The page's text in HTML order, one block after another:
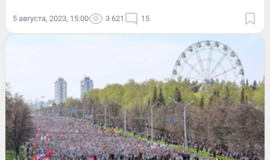
5 августа, 2023, 15:00 3 621 15